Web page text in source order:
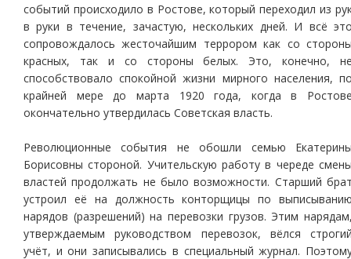
событий происходило в Ростове, который переходил из
в руки в течение, зачастую, нескольких дней. И всё
сопровождалось жесточайшим террором как со
красных, так и со стороны белых. Это, конечно,
способствовало спокойной жизни мирного населения,
крайней мере до марта 1920 года, когда в
окончательно утвердилась Советская власть.
Революционные события не обошли семью
Борисовны стороной. Учительскую работу в череде
властей продолжать не было возможности. Старший
устроил её на должность конторщицы по
нарядов (разрешений) на перевозки грузов. Этим
утверждаемым руководством перевозок, вёлся
учёт, и они записывались в специальный журнал.